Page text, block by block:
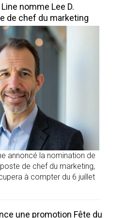
nomme Lee D.
de chef du marketing
annoncé la nomination de
de chef du marketing,
à compter du 6 juillet
une promotion Fête du